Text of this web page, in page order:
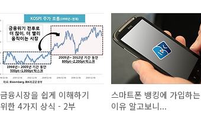
금융시장을 쉽게 이해하기
위한 4가지 상식 - 2부
스마트폰 뱅킹에 가입하는
이유 알고보니...